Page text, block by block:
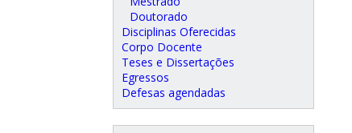
Doutorado
Disciplinas Oferecidas
Corpo Docente
Teses e Dissertações
Egressos
Defesas agendadas